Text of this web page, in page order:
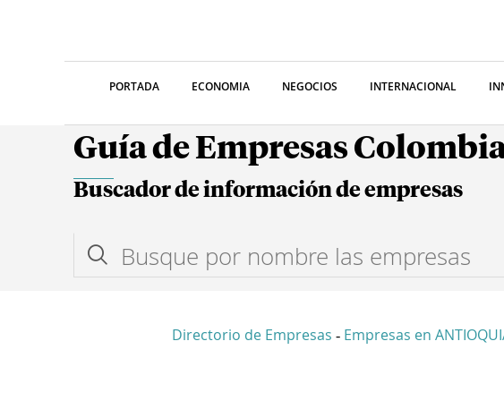
PORTADA ECONOMIA NEGOCIOS INTERNACIONAL
Guía de Empresas
Buscador de información de empresas
Directorio de Empresas - Empresas en